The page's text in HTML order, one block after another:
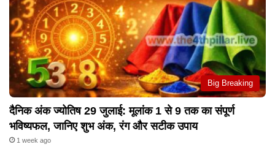
Big Breaking
दैनिक अंक ज्योतिष 29 जुलाई: मूलांक 1 से 9 तक का संपूर्ण
भविष्यफल, जानिए शुभ अंक, रंग और सटीक उपाय
1 week ago